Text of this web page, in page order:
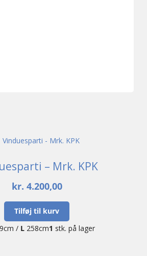
– Mrk. KPK
kr. 4.200,00
Tilføj til kurv
/ L258cm1 stk. på lager